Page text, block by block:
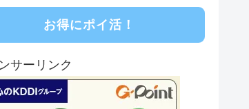
お得にポイ活！
サーリンク